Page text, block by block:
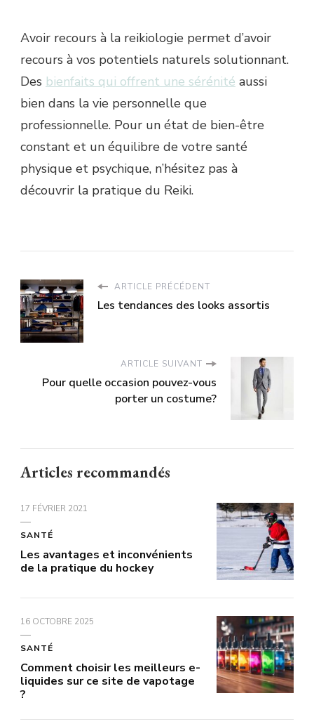
Avoir recours à la reikiologie permet d’avoir
recours à vos potentiels naturels solutionnant.
Des bienfaits qui offrent une sérénité aussi
bien dans la vie personnelle que
professionnelle. Pour un état de bien-être
constant et un équilibre de votre santé
physique et psychique, n’hésitez pas à
découvrir la pratique du Reiki.
ARTICLE PRÉCÉDENT
Les tendances des looks assortis
ARTICLE SUIVANT
Pour quelle occasion pouvez-vous
porter un costume?
Articles recommandés
17 FÉVRIER 2021
SANTÉ
Les avantages et inconvénients
de la pratique du hockey
16 OCTOBRE 2025
SANTÉ
Comment choisir les meilleurs e-
liquides sur ce site de vapotage
?